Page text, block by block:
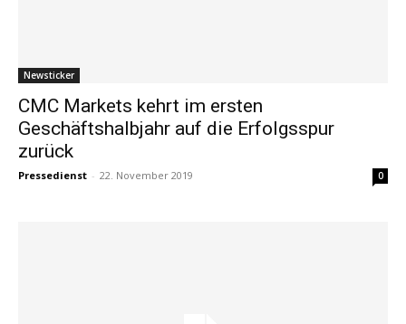
Newsticker
CMC Markets kehrt im ersten
Geschäftshalbjahr auf die Erfolgsspur
zurück
Pressedienst - 22. November 2019 0